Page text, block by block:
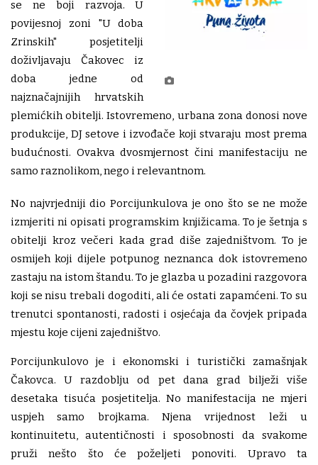
se ne boji razvoja. U
povijesnoj zoni "U doba
Zrinskih" posjetitelji
doživljavaju Čakovec iz
doba jedne od
najznačajnijih hrvatskih
plemićkih obitelji. Istovremeno, urbana zona donosi nove
produkcije, DJ setove i izvođače koji stvaraju most prema
budućnosti. Ovakva dvosmjernost čini manifestaciju ne
samo raznolikom, nego i relevantnom.
No najvrjedniji dio Porcijunkulova je ono što se ne može
izmjeriti ni opisati programskim knjižicama. To je šetnja s
obitelji kroz večeri kada grad diše zajedništvom. To je
osmijeh koji dijele potpunog neznanca dok istovremeno
zastaju na istom štandu. To je glazba u pozadini razgovora
koji se nisu trebali dogoditi, ali će ostati zapamćeni. To su
trenutci spontanosti, radosti i osjećaja da čovjek pripada
mjestu koje cijeni zajedništvo.
Porcijunkulovo je i ekonomski i turistički zamašnjak
Čakovca. U razdoblju od pet dana grad bilježi više
desetaka tisuća posjetitelja. No manifestacija ne mjeri
uspjeh samo brojkama. Njena vrijednost leži u
kontinuitetu, autentičnosti i sposobnosti da svakome
pruži nešto što će poželjeti ponoviti. Upravo ta